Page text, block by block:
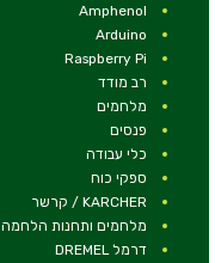
Amphenol
Arduino
Raspberry Pi
רב מודד
מלחמים
פנסים
כלי עבודה
ספקי כוח
KARCHER / קרשר
מלחמים ותחנות הלחמה
דרמל DREMEL